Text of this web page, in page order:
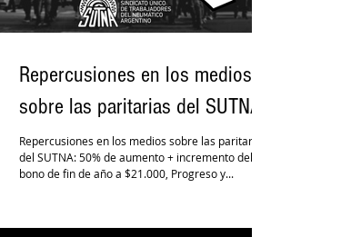
Repercusiones en los medios
sobre las paritarias del SUTNA
Repercusiones en los medios sobre las paritarias
del SUTNA: 50% de aumento + incremento del
bono de fin de año a $21.000, Progreso y...